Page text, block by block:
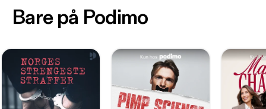
Bare på Podimo